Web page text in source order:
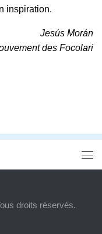
inspiration.
Jesús Morán
des Focolari
droits réservés.